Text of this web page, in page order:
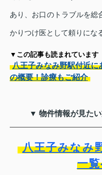
あり、お口のトラブルを総
かりつけ医として頼りにな
▼この記事も読まれています
八王子みなみ野駅付近
の概要！診療もご紹介
▼ 物件情報が見た
八王子みなみ
一